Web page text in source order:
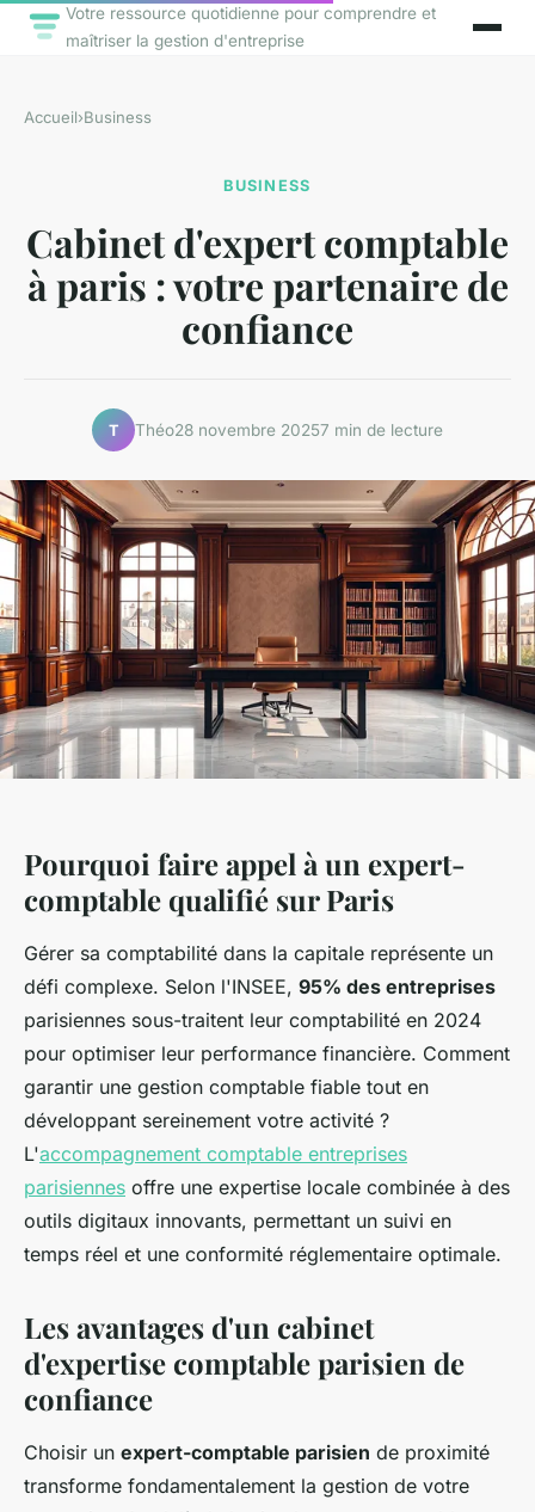
Votre ressource quotidienne pour comprendre et
maîtriser la gestion d'entreprise
Accueil›Business
BUSINESS
Cabinet d'expert comptable
à paris : votre partenaire de
confiance
T Théo28 novembre 20257 min de lecture
Pourquoi faire appel à un expert-
comptable qualifié sur Paris
Gérer sa comptabilité dans la capitale représente un
défi complexe. Selon l'INSEE, 95% des entreprises
parisiennes sous-traitent leur comptabilité en 2024
pour optimiser leur performance financière. Comment
garantir une gestion comptable fiable tout en
développant sereinement votre activité ?
L'accompagnement comptable entreprises
parisiennes offre une expertise locale combinée à des
outils digitaux innovants, permettant un suivi en
temps réel et une conformité réglementaire optimale.
Les avantages d'un cabinet
d'expertise comptable parisien de
confiance
Choisir un expert-comptable parisien de proximité
transforme fondamentalement la gestion de votre